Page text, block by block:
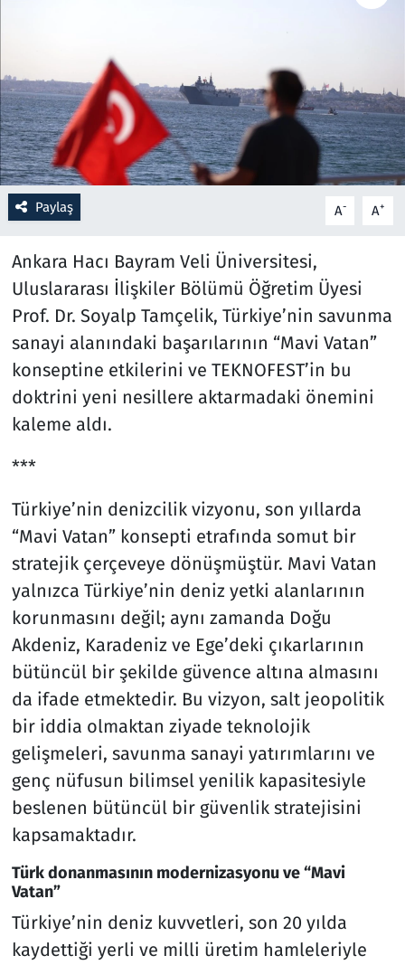
Paylaş A- A+
Ankara Hacı Bayram Veli Üniversitesi,
Uluslararası İlişkiler Bölümü Öğretim Üyesi
Prof. Dr. Soyalp Tamçelik, Türkiye’nin savunma
sanayi alanındaki başarılarının “Mavi Vatan”
konseptine etkilerini ve TEKNOFEST’in bu
doktrini yeni nesillere aktarmadaki önemini
kaleme aldı.
***
Türkiye’nin denizcilik vizyonu, son yıllarda
“Mavi Vatan” konsepti etrafında somut bir
stratejik çerçeveye dönüşmüştür. Mavi Vatan
yalnızca Türkiye’nin deniz yetki alanlarının
korunmasını değil; aynı zamanda Doğu
Akdeniz, Karadeniz ve Ege’deki çıkarlarının
bütüncül bir şekilde güvence altına almasını
da ifade etmektedir. Bu vizyon, salt jeopolitik
bir iddia olmaktan ziyade teknolojik
gelişmeleri, savunma sanayi yatırımlarını ve
genç nüfusun bilimsel yenilik kapasitesiyle
beslenen bütüncül bir güvenlik stratejisini
kapsamaktadır.
Türk donanmasının modernizasyonu ve “Mavi
Vatan”
Türkiye’nin deniz kuvvetleri, son 20 yılda
kaydettiği yerli ve milli üretim hamleleriyle
Savunma Sanayi
Seçim 2023
Spor
Teknoloji ve Bilim
Televizyon